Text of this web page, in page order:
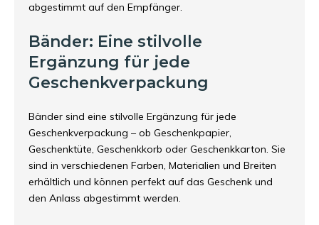
abgestimmt auf den Empfänger.
Bänder: Eine stilvolle
Ergänzung für jede
Geschenkverpackung
Bänder sind eine stilvolle Ergänzung für jede
Geschenkverpackung – ob Geschenkpapier,
Geschenktüte, Geschenkkorb oder Geschenkkarton. Sie
sind in verschiedenen Farben, Materialien und Breiten
erhältlich und können perfekt auf das Geschenk und
den Anlass abgestimmt werden.